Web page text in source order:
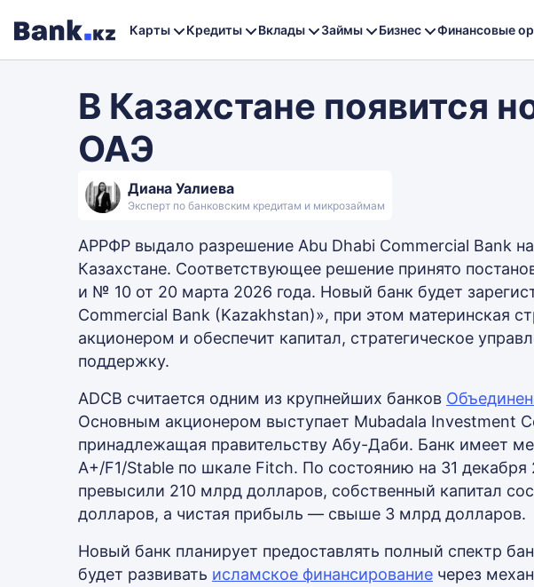
Карты Кредиты Вклады Займы Бизнес Финансовые
В Казахстане появится
ОАЭ
Диана Уалиева
Эксперт по банковским кредитам и микрозаймам
АРРФР выдало разрешение Abu Dhabi Commercial Bank на
Казахстане. Соответствующее решение принято
и № 10 от 20 марта 2026 года. Новый банк будет
Commercial Bank (Kazakhstan)», при этом материнская
акционером и обеспечит капитал, стратегическое
поддержку.
ADCB считается одним из крупнейших банков
Основным акционером выступает Mubadala Investment
принадлежащая правительству Абу-Даби. Банк имеет
A+/F1/Stable по шкале Fitch. По состоянию на 31 декабря
превысили 210 млрд долларов, собственный капитал
долларов, а чистая прибыль — свыше 3 млрд долларов.
Новый банк планирует предоставлять полный спектр
будет развивать исламское финансирование через